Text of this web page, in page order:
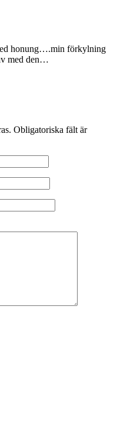
honung….min förkylning
med den…
Obligatoriska fält är